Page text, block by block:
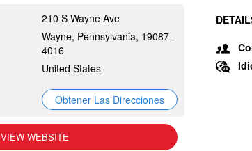
210 S Wayne Ave
Wayne, Pennsylvania, 19087-
4016
United States
Obtener Las Direcciones
VIEW WEBSITE